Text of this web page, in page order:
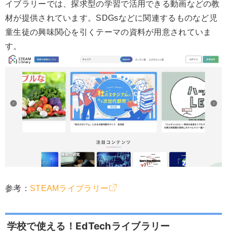
イブラリーでは、探求型の学習で活用できる動画などの教
材が提供されています。SDGsなどに関連するものなど児
童生徒の興味関心を引くテーマの資料が用意されていま
す。
参考： STEAMライブラリー
学校で使える！EdTechライブラリー